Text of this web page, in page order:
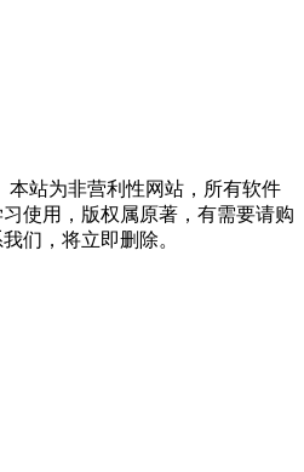
本站为非营利性网站，所有软件
使用，版权属原著，有需要请购
们，将立即删除。